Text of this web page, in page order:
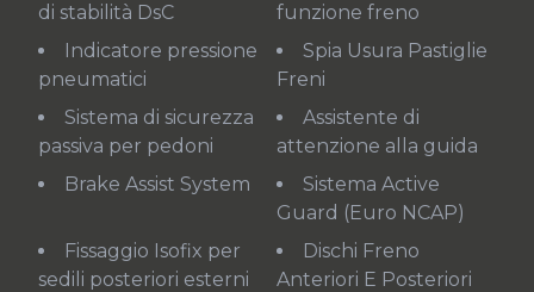
di stabilità DsC
funzione freno
Indicatore pressione
pneumatici
Spia Usura Pastiglie
Freni
Sistema di sicurezza
passiva per pedoni
Assistente di
attenzione alla guida
Brake Assist System
Sistema Active
Guard (Euro NCAP)
Fissaggio Isofix per
sedili posteriori esterni
Dischi Freno
Anteriori E Posteriori